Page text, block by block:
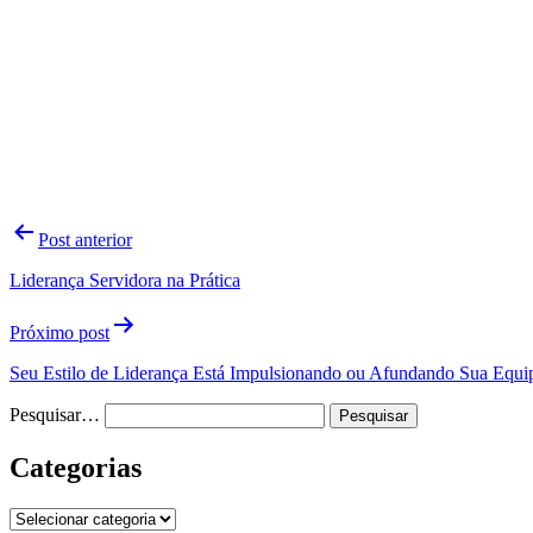
Navegação
Post
Post anterior
Liderança Servidora na Prática
Próximo post
Seu Estilo de Liderança Está Impulsionando ou Afundando Sua
Pesquisar…
Categorias
Categorias